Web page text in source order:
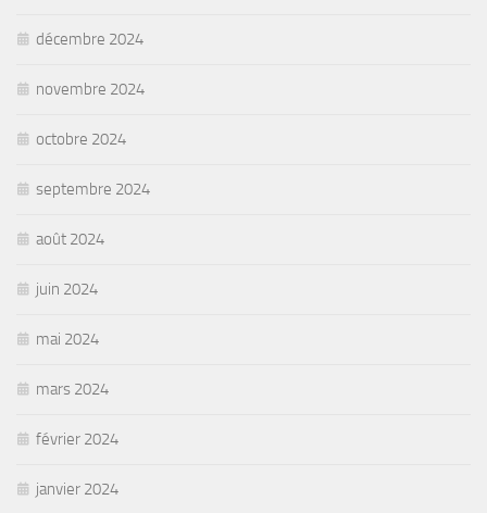
décembre 2024
novembre 2024
octobre 2024
septembre 2024
août 2024
juin 2024
mai 2024
mars 2024
février 2024
janvier 2024